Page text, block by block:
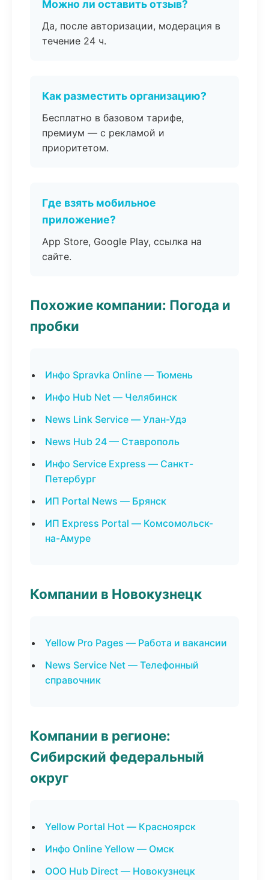
Можно ли оставить отзыв?
Да, после авторизации, модерация в
течение 24 ч.
Как разместить организацию?
Бесплатно в базовом тарифе,
премиум — с рекламой и
приоритетом.
Где взять мобильное
приложение?
App Store, Google Play, ссылка на
сайте.
Похожие компании: Погода и
пробки
Инфо Spravka Online — Тюмень
Инфо Hub Net — Челябинск
News Link Service — Улан-Удэ
News Hub 24 — Ставрополь
Инфо Service Express — Санкт-
Петербург
ИП Portal News — Брянск
ИП Express Portal — Комсомольск-
на-Амуре
Компании в Новокузнецк
Yellow Pro Pages — Работа и вакансии
News Service Net — Телефонный
справочник
Компании в регионе:
Сибирский федеральный
округ
Yellow Portal Hot — Красноярск
Инфо Online Yellow — Омск
ООО Hub Direct — Новокузнецк